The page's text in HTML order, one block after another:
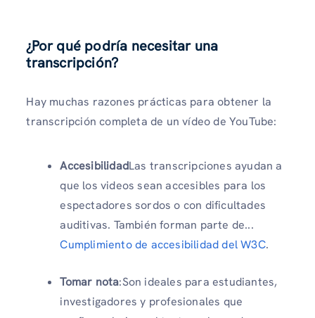
¿Por qué podría necesitar una
transcripción?
Hay muchas razones prácticas para obtener la
transcripción completa de un vídeo de YouTube:
AccesibilidadLas transcripciones ayudan a
que los videos sean accesibles para los
espectadores sordos o con dificultades
auditivas. También forman parte de...
Cumplimiento de accesibilidad del W3C.
Tomar nota:Son ideales para estudiantes,
investigadores y profesionales que